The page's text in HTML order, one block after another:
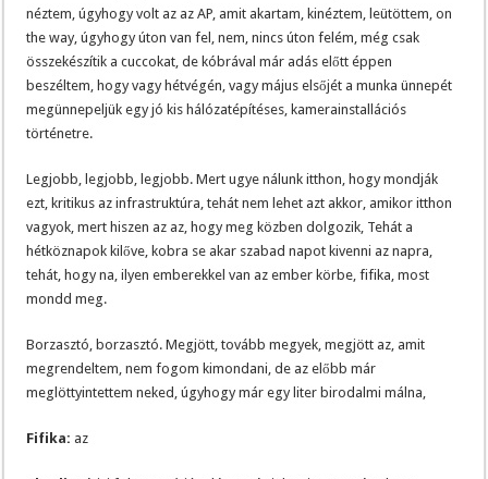
néztem, úgyhogy volt az az AP, amit akartam, kinéztem, leütöttem, on
the way, úgyhogy úton van fel, nem, nincs úton felém, még csak
összekészítik a cuccokat, de kóbrával már adás előtt éppen
beszéltem, hogy vagy hétvégén, vagy május elsőjét a munka ünnepét
megünnepeljük egy jó kis hálózatépítéses, kamerainstallációs
történetre.
Legjobb, legjobb, legjobb. Mert ugye nálunk itthon, hogy mondják
ezt, kritikus az infrastruktúra, tehát nem lehet azt akkor, amikor itthon
vagyok, mert hiszen az az, hogy meg közben dolgozik, Tehát a
hétköznapok kilőve, kobra se akar szabad napot kivenni az napra,
tehát, hogy na, ilyen emberekkel van az ember körbe, fifika, most
mondd meg.
Borzasztó, borzasztó. Megjött, tovább megyek, megjött az, amit
megrendeltem, nem fogom kimondani, de az előbb már
meglöttyintettem neked, úgyhogy már egy liter birodalmi málna,
Fifika: az